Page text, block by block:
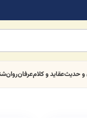
و حدیثعقاید و کلامعرفان